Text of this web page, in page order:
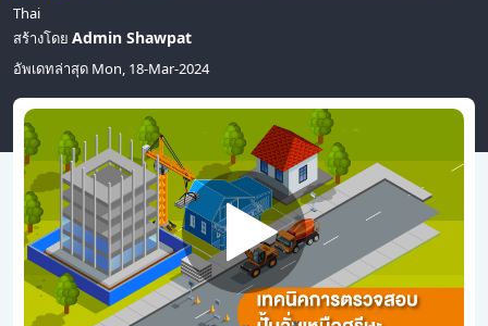
Thai
สร้างโดย Admin Shawpat
อัพเดทล่าสุด Mon, 18-Mar-2024